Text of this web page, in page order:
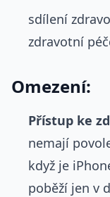
sdílení
zdravotní
Omezení:
Přístup ke
nemají
když je
poběží jen v